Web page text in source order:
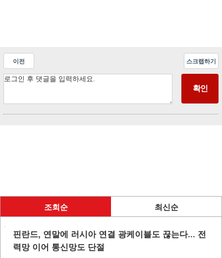
이전 스크랩하기
조회순 최신순
핀란드, 연말에 러시아 연결 광케이블도 끊는다... 전
력망 이어 통신망도 단절